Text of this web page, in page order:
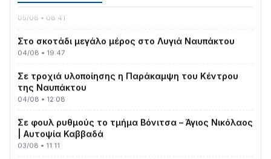
05/08 • 08:41
04/08 • 19:47
της Ναυπάκτου
04/08 • 12:08
| Αυτοψία Καββαδά
03/08 • 11:11